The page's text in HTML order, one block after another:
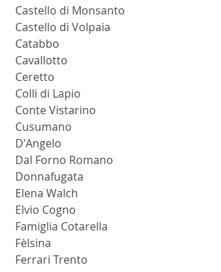
Castello di Monsanto
Castello di Volpaia
Catabbo
Cavallotto
Ceretto
Colli di Lapio
Conte Vistarino
Cusumano
D'Angelo
Dal Forno Romano
Donnafugata
Elena Walch
Elvio Cogno
Famiglia Cotarella
Fèlsina
Ferrari Trento